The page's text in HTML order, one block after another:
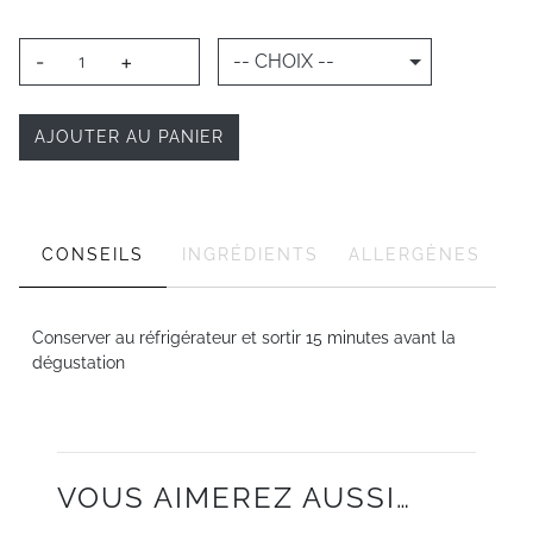
- + -- CHOIX --
AJOUTER AU PANIER
CONSEILS INGRÉDIENTS ALLERGÈNES
Conserver au réfrigérateur et sortir 15 minutes avant la
dégustation
VOUS AIMEREZ AUSSI…